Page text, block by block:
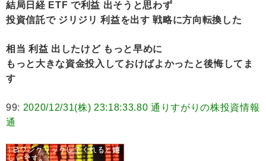
結局日経 ETF で利益 出そうと思わず
投資信託で ジリジリ 利益を出す 戦略に方向転換した
相当 利益 出したけど もっと早めに
もっと大きな資金投入しておけばよかったと後悔してま
す
99: 2020/12/31(株) 23:18:33.80 通りすがりの株投資情報
通